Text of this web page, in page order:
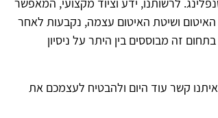
האיטום ושיטת האיטום עצמה, נקבעות לאחר
זה מבוססים בין היתר על ניסיון
קשר עוד היום ולהבטיח לעצמכם את